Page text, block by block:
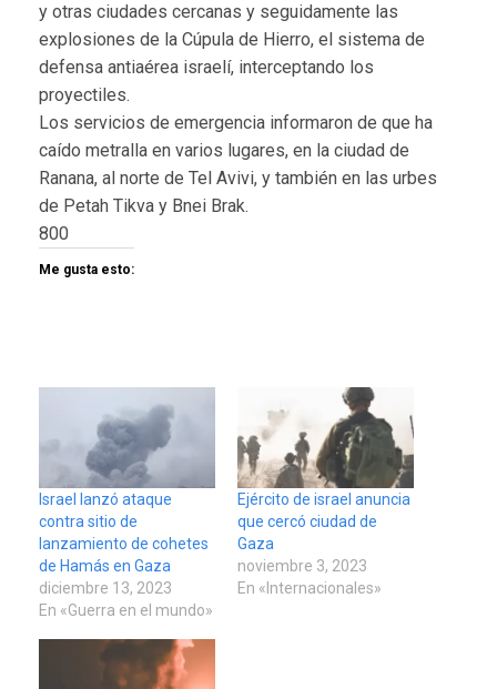
y otras ciudades cercanas y seguidamente las
explosiones de la Cúpula de Hierro, el sistema de
defensa antiaérea israelí, interceptando los
proyectiles.
Los servicios de emergencia informaron de que ha
caído metralla en varios lugares, en la ciudad de
Ranana, al norte de Tel Avivi, y también en las urbes
de Petah Tikva y Bnei Brak.
800
Me gusta esto:
Israel lanzó ataque
contra sitio de
lanzamiento de cohetes
de Hamás en Gaza
diciembre 13, 2023
En «Guerra en el mundo»
Ejército de israel anuncia
que cercó ciudad de
Gaza
noviembre 3, 2023
En «Internacionales»